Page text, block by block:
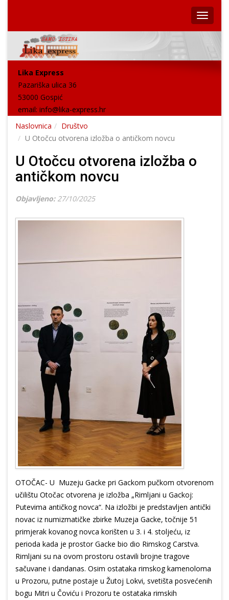
Lika Express
Pazariška ulica 36
53000 Gospić
email: info@lika-express.hr
Naslovnica
Društvo
U Otočcu otvorena izložba o antičkom novcu
U Otočcu otvorena izložba o
antičkom novcu
Objavljeno: 27/10/2025
OTOČAC- U Muzeju Gacke pri Gackom pučkom otvorenom
učilištu Otočac otvorena je izložba „Rimljani u Gackoj:
Putevima antičkog novca“. Na izložbi je predstavljen antički
novac iz numizmatičke zbirke Muzeja Gacke, točnije 51
primjerak kovanog novca korišten u 3. i 4. stoljeću, iz
perioda kada je prostor Gacke bio dio Rimskog Carstva.
Rimljani su na ovom prostoru ostavili brojne tragove
sačuvane i dandanas. Osim ostataka rimskog kamenoloma
u Prozoru, putne postaje u Žutoj Lokvi, svetišta posvećenih
bogu Mitri u Čoviću i Prozoru te ostataka rimskih